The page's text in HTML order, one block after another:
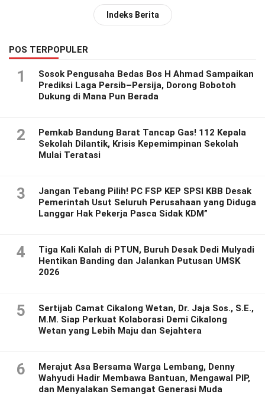
Indeks Berita
POS TERPOPULER
1
Sosok Pengusaha Bedas Bos H Ahmad Sampaikan
Prediksi Laga Persib–Persija, Dorong Bobotoh
Dukung di Mana Pun Berada
2
Pemkab Bandung Barat Tancap Gas! 112 Kepala
Sekolah Dilantik, Krisis Kepemimpinan Sekolah
Mulai Teratasi
3
Jangan Tebang Pilih! PC FSP KEP SPSI KBB Desak
Pemerintah Usut Seluruh Perusahaan yang Diduga
Langgar Hak Pekerja Pasca Sidak KDM”
4
Tiga Kali Kalah di PTUN, Buruh Desak Dedi Mulyadi
Hentikan Banding dan Jalankan Putusan UMSK
2026
5
Sertijab Camat Cikalong Wetan, Dr. Jaja Sos., S.E.,
M.M. Siap Perkuat Kolaborasi Demi Cikalong
Wetan yang Lebih Maju dan Sejahtera
6
Merajut Asa Bersama Warga Lembang, Denny
Wahyudi Hadir Membawa Bantuan, Mengawal PIP,
dan Menyalakan Semangat Generasi Muda